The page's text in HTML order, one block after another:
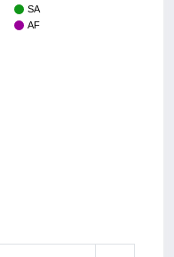
SA
AF